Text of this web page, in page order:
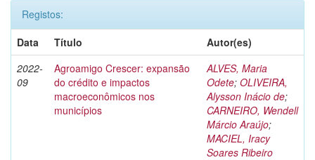
Registos:
Data
Título
Autor(es)
2022-
09
Agroamigo Crescer: expansão
do crédito e impactos
macroeconômicos nos
municípios
ALVES, Maria
Odete; OLIVEIRA,
Alysson Inácio de;
CARNEIRO, Wendell
Márcio Araújo;
MACIEL, Iracy
Soares Ribeiro